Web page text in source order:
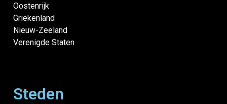
Oostenrijk
Griekenland
Nieuw-Zeeland
Verenigde Staten
Steden